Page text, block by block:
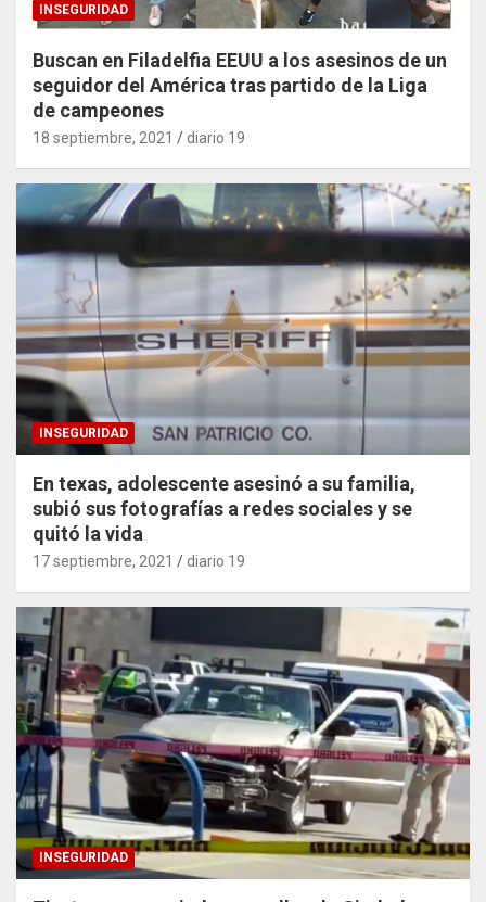
INSEGURIDAD
Buscan en Filadelfia EEUU a los asesinos de un
seguidor del América tras partido de la Liga
de campeones
18 septiembre, 2021 diario 19
INSEGURIDAD
En texas, adolescente asesinó a su familia,
subió sus fotografías a redes sociales y se
quitó la vida
17 septiembre, 2021 diario 19
INSEGURIDAD